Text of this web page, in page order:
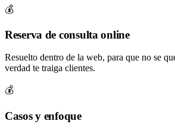
💰
Reserva de consulta online
Resuelto dentro de la web, para que no se
verdad te traiga clientes.
💰
Casos y enfoque